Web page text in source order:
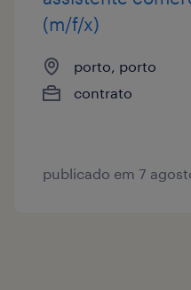
(m/f/x)
porto, porto
contrato
publicado em 7